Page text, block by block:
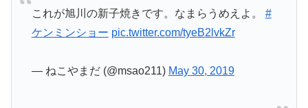
これが旭川の新子焼きです。なまらうめえよ。 #
ケンミンショー pic.twitter.com/tyeB2lvkZr
— ねこやまだ (@msao211) May 30, 2019